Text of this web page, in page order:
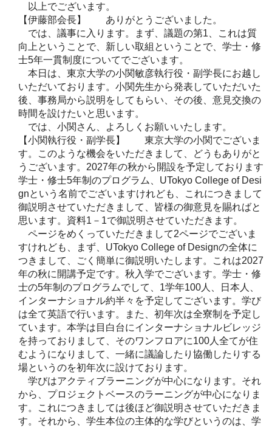
以上でございます。
【伊藤部会長】 ありがとうございました。
では、議事に入ります。まず、議題の第1、これは質
向上ということで、新しい取組ということで、学士・修
士5年一貫制度についてでございます。
本日は、東京大学の小関敏彦執行役・副学長にお越し
いただいております。小関先生から発表していただいた
後、事務局から説明をしてもらい、その後、意見交換の
時間を設けたいと思います。
では、小関さん、よろしくお願いいたします。
【小関執行役・副学長】 東京大学の小関でございま
す。このような機会をいただきまして、どうもありがと
うございます。2027年の秋から開設を予定しております
学士・修士5年制のプログラム、UTokyo College of Desi
gnという名前でございますけれども、これにつきまして
御説明させていただきまして、皆様の御意見を賜ればと
思います。資料1－1で御説明させていただきます。
ページをめくっていただきまして2ページでございま
すけれども、まず、UTokyo College of Designの全体に
つきまして、ごく簡単に御説明いたします。これは2027
年の秋に開講予定です。秋入学でございます。学士・修
士の5年制のプログラムでして、1学年100人、日本人、
インターナショナル約半々を予定してございます。学び
は全て英語で行います。また、初年次は全寮制を予定し
ています。本学は目白台にインターナショナルビレッジ
を持っておりまして、そのワンフロアに100人全てが住
むようになりまして、一緒に議論したり協働したりする
場というのを初年次に設けております。
学びはアクティブラーニングが中心になります。それ
から、プロジェクトベースのラーニングが中心になりま
す。これにつきましては後ほど御説明させていただきま
す。それから、学生本位の主体的な学びというのは、学